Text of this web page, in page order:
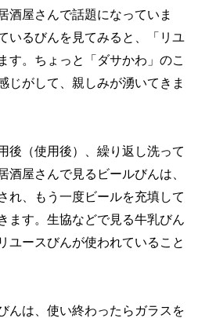
酒屋さんで話題になっていま
いるびんを見てみると、「リユ
す。ちょっと「ダサかわ」のこ
じがして、親しみが湧いてきま
後（使用後）、繰り返し洗って
酒屋さんで見るビールびんは、
れ、もう一度ビールを充填して
ます。生協などで見る牛乳びん
ユースびんが使われていること
んは、使い終わったらガラスを